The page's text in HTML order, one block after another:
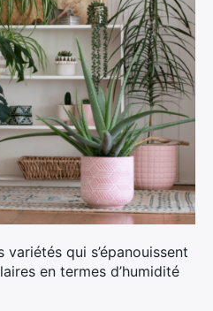
qui s’épanouissent
en termes d’humidité